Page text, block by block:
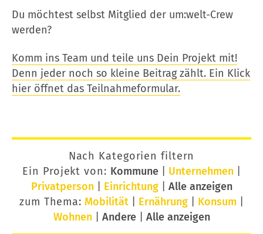
Du möchtest selbst Mitglied der um:welt-Crew
werden?
Komm ins Team und teile uns Dein Projekt mit!
Denn jeder noch so kleine Beitrag zählt. Ein Klick
hier öffnet das Teilnahmeformular.
Nach Kategorien filtern
Ein Projekt von: Kommune| Unternehmen|
Privatperson| Einrichtung| Alle anzeigen
zum Thema: Mobilität Ernährung Konsum
Wohnen| Andere| Alle anzeigen